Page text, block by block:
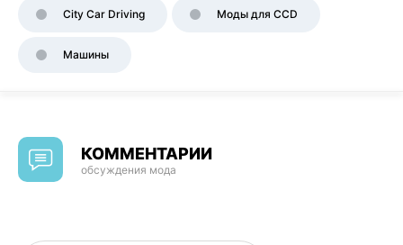
City Car Driving Моды для CCD
Машины
КОММЕНТАРИИ
обсуждения мода